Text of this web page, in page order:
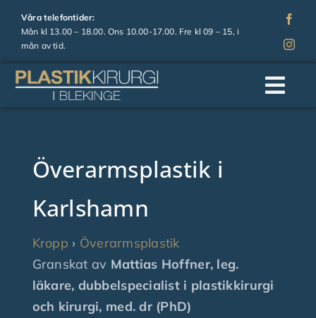
Fortsätt
innehållet
Våra telefontider:
Mån kl 13.00 – 18.00. Ons 10.00-17.00. Fre kl 09 – 15, i
mån av tid.
Om oss
Operationer
Estetiska behandlingar
Prislista
Överarmsplastik i
Karlshamn
Kropp › Överarmsplastik
Granskat av Mattias Hoffner, leg.
läkare, dubbelspecialist i plastikkirurgi
och kirurgi, med. dr (PhD)